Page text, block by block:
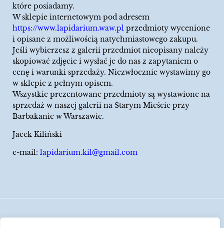
które posiadamy.
W sklepie internetowym pod adresem
https://www.lapidarium.waw.pl przedmioty wycenione
i opisane z możliwością natychmiastowego zakupu.
Jeśli wybierzesz z galerii przedmiot nieopisany należy
skopiować zdjęcie i wysłać je do nas z zapytaniem o
cenę i warunki sprzedaży. Niezwłocznie wystawimy go
w sklepie z pełnym opisem.
Wszystkie prezentowane przedmioty są wystawione na
sprzedaż w naszej galerii na Starym Mieście przy
Barbakanie w Warszawie.
Jacek Kiliński
e-mail: lapidarium.kil@gmail.com